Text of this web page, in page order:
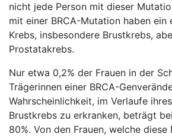
nicht jede Person mit dieser
mit einer BRCA-Mutation haben ein
Krebs, insbesondere Brustkrebs,
Prostatakrebs.
Nur etwa 0,2% der Frauen in der
Trägerinnen einer BRCA-
Wahrscheinlichkeit, im Verlaufe
Brustkrebs zu erkranken, beträgt
80%. Von den Frauen, welche